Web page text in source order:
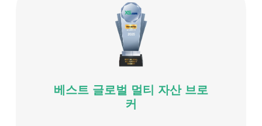
베스트 글로벌 멀티 자산 브로
커